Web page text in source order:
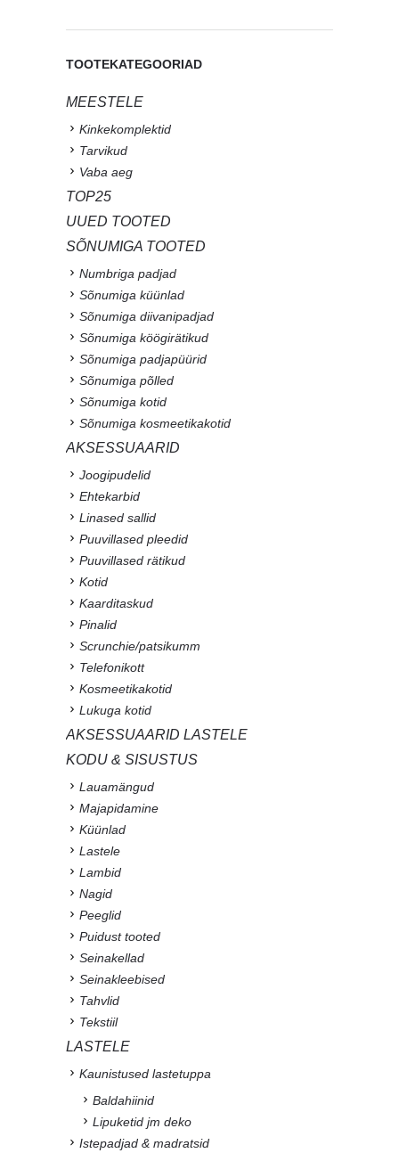
TOOTEKATEGOORIAD
MEESTELE
Kinkekomplektid
Tarvikud
Vaba aeg
TOP25
UUED TOOTED
SÕNUMIGA TOOTED
Numbriga padjad
Sõnumiga küünlad
Sõnumiga diivanipadjad
Sõnumiga köögirätikud
Sõnumiga padjapüürid
Sõnumiga põlled
Sõnumiga kotid
Sõnumiga kosmeetikakotid
AKSESSUAARID
Joogipudelid
Ehtekarbid
Linased sallid
Puuvillased pleedid
Puuvillased rätikud
Kotid
Kaarditaskud
Pinalid
Scrunchie/patsikumm
Telefonikott
Kosmeetikakotid
Lukuga kotid
AKSESSUAARID LASTELE
KODU & SISUSTUS
Lauamängud
Majapidamine
Küünlad
Lastele
Lambid
Nagid
Peeglid
Puidust tooted
Seinakellad
Seinakleebised
Tahvlid
Tekstiil
LASTELE
Kaunistused lastetuppa
Baldahiinid
Lipuketid jm deko
Istepadjad & madratsid